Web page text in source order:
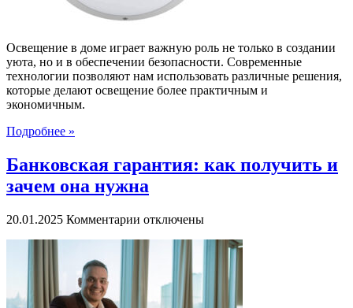
Освещение в доме играет важную роль не только в создании
уюта, но и в обеспечении безопасности. Современные
технологии позволяют нам использовать различные решения,
которые делают освещение более практичным и
экономичным.
Подробнее »
Банковская гарантия: как получить и
зачем она нужна
20.01.2025 Комментарии к
Банковская
гарантия:
как
получить
отключены